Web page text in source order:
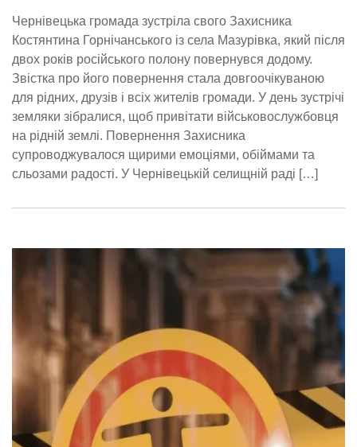
Чернівецька громада зустріла свого Захисника
Костянтина Горнічанського із села Мазурівка, який після
двох років російського полону повернувся додому.
Звістка про його повернення стала довгоочікуваною
для рідних, друзів і всіх жителів громади. У день зустрічі
земляки зібралися, щоб привітати військовослужбовця
на рідній землі. Повернення Захисника
супроводжувалося щирими емоціями, обіймами та
сльозами радості. У Чернівецькій селищній раді […]